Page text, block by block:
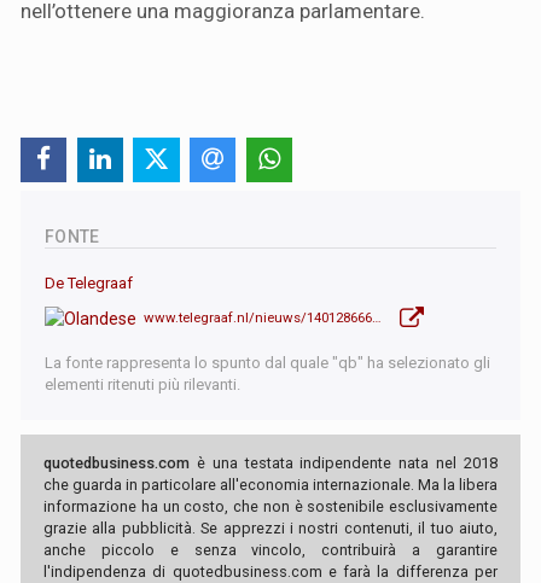
nell’ottenere una maggioranza parlamentare.
FONTE
De Telegraaf
www.telegraaf.nl/nieuws/140128666/live-prognose-anp-pvv-op-37-zetels-pvd-a-gl-blijft-staan-op-25-zetels
La fonte rappresenta lo spunto dal quale "qb" ha selezionato gli
elementi ritenuti più rilevanti.
quotedbusiness.com è una testata indipendente nata nel 2018
che guarda in particolare all'economia internazionale. Ma la libera
informazione ha un costo, che non è sostenibile esclusivamente
grazie alla pubblicità. Se apprezzi i nostri contenuti, il tuo aiuto,
anche piccolo e senza vincolo, contribuirà a garantire
l'indipendenza di quotedbusiness.com e farà la differenza per